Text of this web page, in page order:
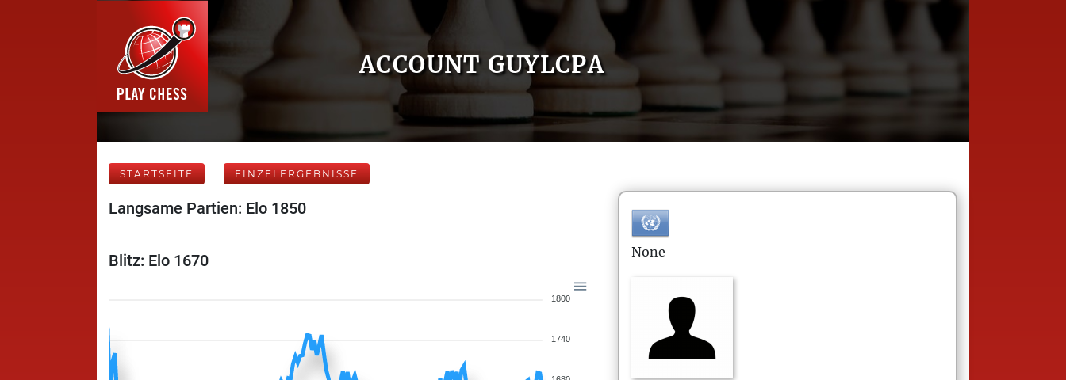
ACCOUNT GUYLCPA
STARTSEITE EINZELERGEBNISSE
Langsame Partien: Elo 1850
Blitz: Elo 1670
1800
1740
None